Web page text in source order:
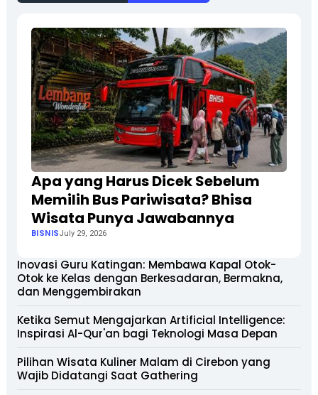
Apa yang Harus Dicek Sebelum
Memilih Bus Pariwisata? Bhisa
Wisata Punya Jawabannya
BISNISJuly 29, 2026
Inovasi Guru Katingan: Membawa Kapal Otok-
Otok ke Kelas dengan Berkesadaran, Bermakna,
dan Menggembirakan
Ketika Semut Mengajarkan Artificial Intelligence:
Inspirasi Al-Qur'an bagi Teknologi Masa Depan
Pilihan Wisata Kuliner Malam di Cirebon yang
Wajib Didatangi Saat Gathering